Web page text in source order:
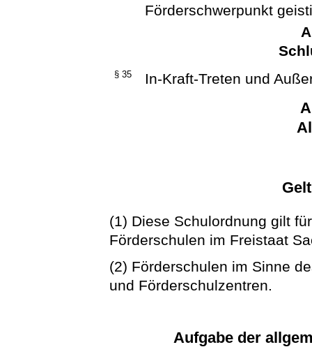
Förderschwerpunkt
§ 35 In-Kraft-Treten und
(1) Diese Schulordnung gilt
Förderschulen im Freistaat
(2) Förderschulen im Sinne
und Förderschulzentren.
Aufgabe der